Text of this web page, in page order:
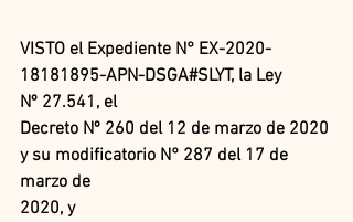
VISTO el Expediente N° EX-2020-
18181895-APN-DSGA#SLYT, la Ley
Nº 27.541, el
Decreto Nº 260 del 12 de marzo de 2020
y su modificatorio N° 287 del 17 de
marzo de
2020, y